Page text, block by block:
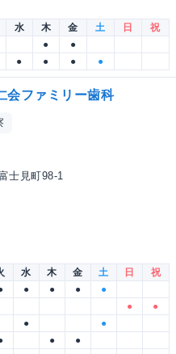
水 木 金 土 日
祝
●
●
● ● ● ●
会ファミリー歯科
士見町98-1
水 木 金 土 日
祝
● ● ●
●
●
●
●
●
●
●